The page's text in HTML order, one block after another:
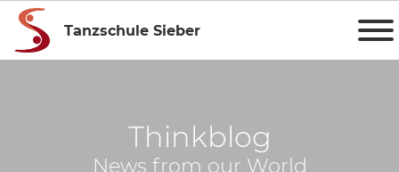
Tanzschule Sieber
Thinkblog
News from our World